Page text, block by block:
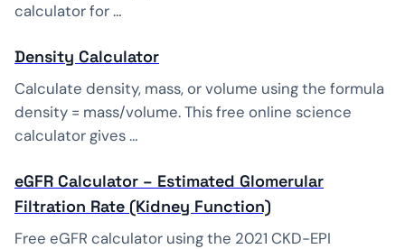
calculator for …
Density Calculator
Calculate density, mass, or volume using the formula
density = mass/volume. This free online science
calculator gives …
eGFR Calculator – Estimated Glomerular
Filtration Rate (Kidney Function)
Free eGFR calculator using the 2021 CKD-EPI